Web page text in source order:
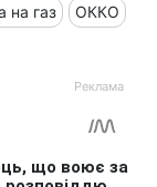
на газ ОККО